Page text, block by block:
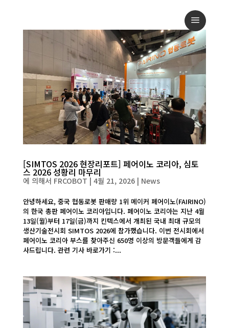
a
[SIMTOS 2026 현장리포트] 페어이노 코리아, 심토
스 2026 성황리 마무리
에 의해서 FRCOBOT | 4월 21, 2026| News
안녕하세요, 중국 협동로봇 판매량 1위 메이커 페어이노(FAIRINO)
의 한국 총판 페어이노 코리아입니다. 페어이노 코리아는 지난 4월
13일(월)부터 17일(금)까지 킨텍스에서 개최된 국내 최대 규모의
생산기술전시회 SIMTOS 2026에 참가했습니다. 이번 전시회에서
페어이노 코리아 부스를 찾아주신 650명 이상의 방문객들에게 감
사드립니다. 관련 기사 바로가기 :...